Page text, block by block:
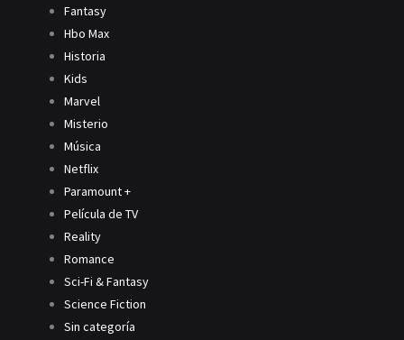
Fantasy
Hbo Max
Historia
Kids
Marvel
Misterio
Música
Netflix
Paramount +
Película de TV
Reality
Romance
Sci-Fi & Fantasy
Science Fiction
Sin categoría